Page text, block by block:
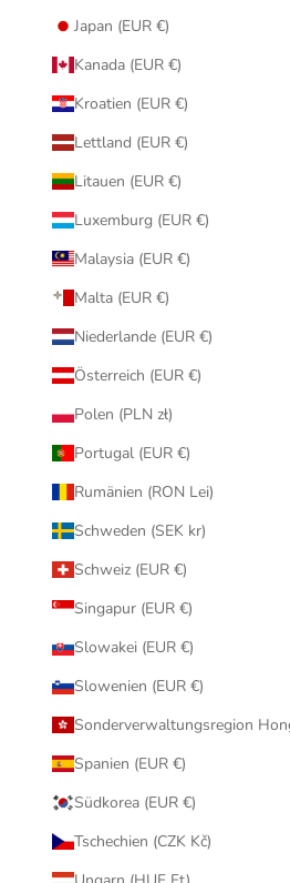
Japan (EUR €)
Kanada (EUR €)
Kroatien (EUR €)
Lettland (EUR €)
Litauen (EUR €)
Luxemburg (EUR €)
Malaysia (EUR €)
Malta (EUR €)
Niederlande (EUR €)
Österreich (EUR €)
Polen (PLN zł)
Portugal (EUR €)
Rumänien (RON Lei)
Schweden (SEK kr)
Schweiz (EUR €)
Singapur (EUR €)
Slowakei (EUR €)
Slowenien (EUR €)
Spanien (EUR €)
Südkorea (EUR €)
Tschechien (CZK Kč)